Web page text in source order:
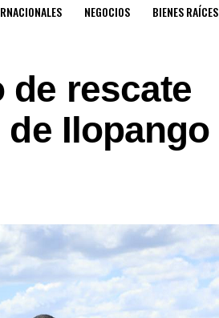
NEGOCIOS BIENES RAÍCES
de rescate
Ilopango